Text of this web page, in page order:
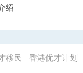
绍
移民 香港优才计划